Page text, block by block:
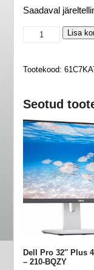
Saadaval
Lenovo
kogus
Lisa
Tootekood:
Seotud
Dell Pro 32″ Plus
– 210-BQZY